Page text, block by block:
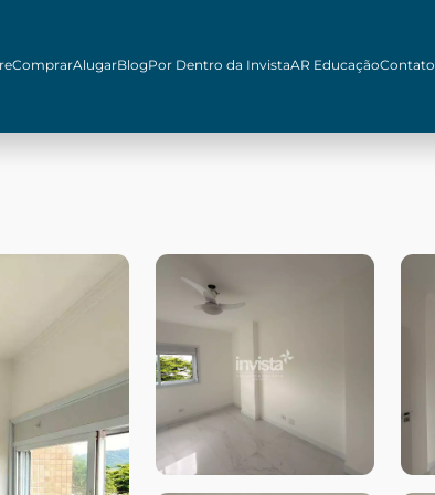
ComprarAlugarBlogPor Dentro da InvistaAR EducaçãoContato